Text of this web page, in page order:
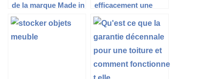
de la marque Made in
Design choisir ?
efficacement une
infestation de rats ?